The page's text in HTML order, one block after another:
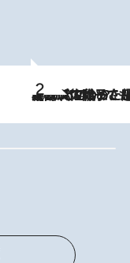
2026.8.5
【阿川佐和子さんの年とる力】なぜ70代で始めた趣味は“こんなに楽しい”のか？ ピアノ、俳句…スランプに陥っても続けられる“ある秘訣”とは